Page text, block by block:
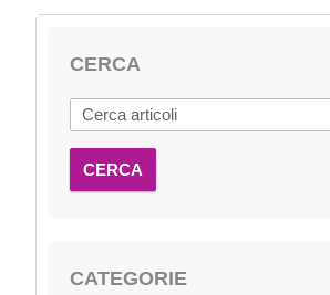
CERCA
CERCA
CATEGORIE